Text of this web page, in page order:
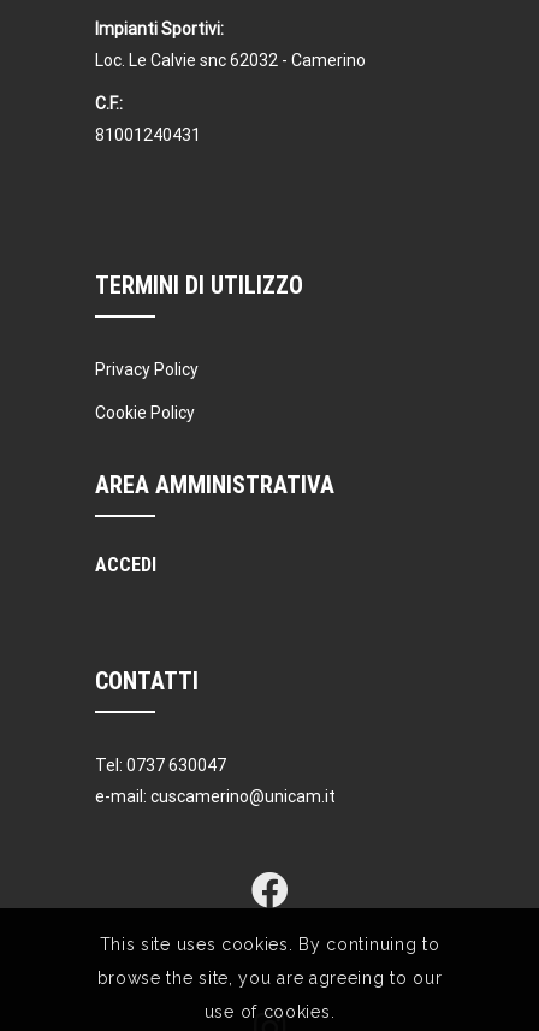
Impianti Sportivi:
Loc. Le Calvie snc 62032 - Camerino
C.F.:
81001240431
TERMINI DI UTILIZZO
Privacy Policy
Cookie Policy
AREA AMMINISTRATIVA
ACCEDI
CONTATTI
Tel: 0737 630047
e-mail: cuscamerino@unicam.it
This site uses cookies. By continuing to
browse the site, you are agreeing to our
use of cookies.